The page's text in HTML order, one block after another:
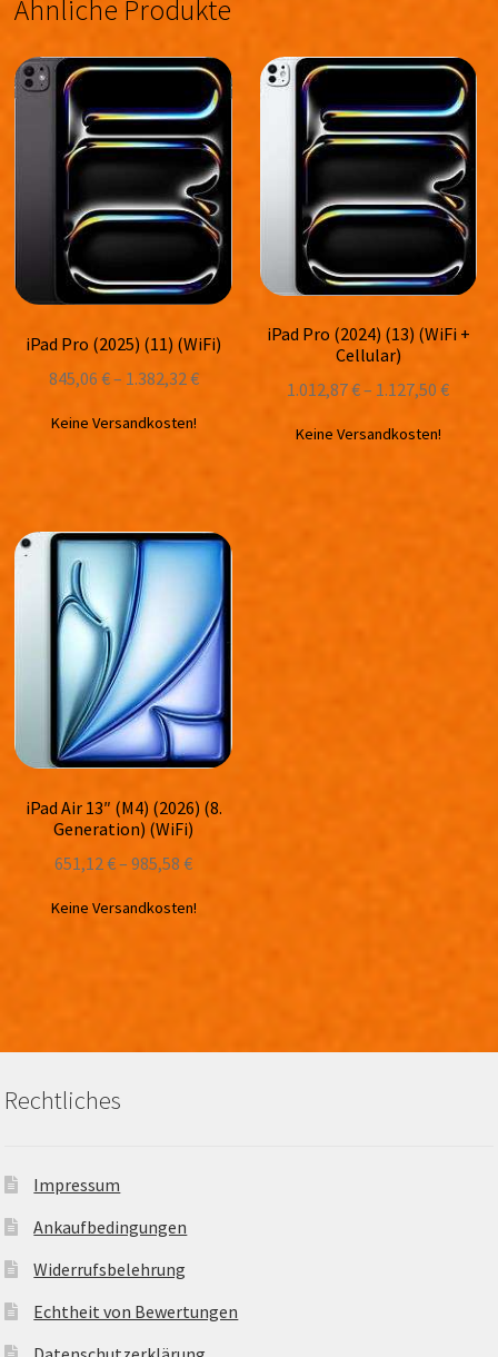
Ähnliche Produkte
iPad Pro (2025) (11) (WiFi)
845,06 €– 1.382,32 €
Keine Versandkosten!
iPad Pro (2024) (13) (WiFi +
Cellular)
1.012,87€– 1.127,50€
Keine Versandkosten!
iPad Air 13″ (M4) (2026) (8.
Generation) (WiFi)
651,12€–985,58€
Keine Versandkosten!
Rechtliches
Impressum
Ankaufbedingungen
Widerrufsbelehrung
Echtheit von Bewertungen